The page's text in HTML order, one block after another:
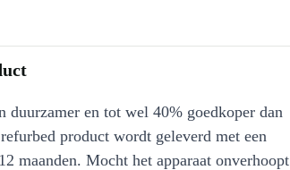
duurzamer en tot wel 40% goedkoper dan
product wordt geleverd met een
maanden. Mocht het apparaat onverhoopt